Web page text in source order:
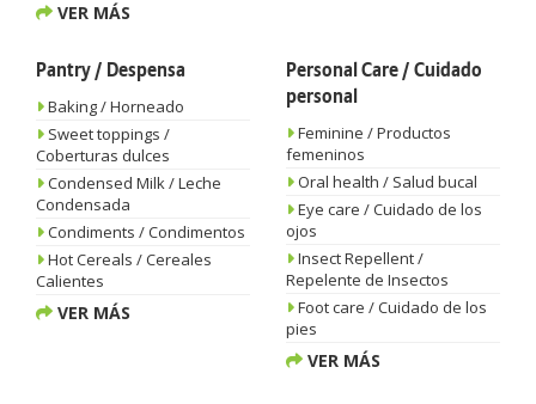
VER MÁS
Pantry / Despensa
Baking / Horneado
Sweet toppings /
Coberturas dulces
Condensed Milk / Leche
Condensada
Condiments / Condimentos
Hot Cereals / Cereales
Calientes
VER MÁS
Personal Care / Cuidado
personal
Feminine / Productos
femeninos
Oral health / Salud bucal
Eye care / Cuidado de los
ojos
Insect Repellent /
Repelente de Insectos
Foot care / Cuidado de los
pies
VER MÁS